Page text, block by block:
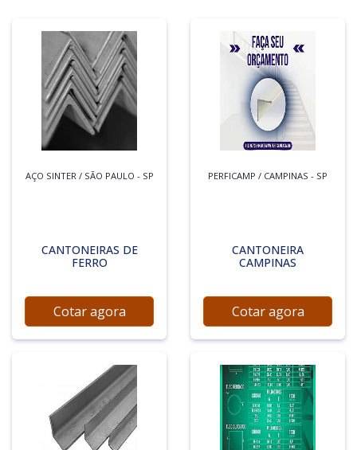
AÇO SINTER / SÃO PAULO - SP
CANTONEIRAS DE
FERRO
Cotar agora
PERFICAMP / CAMPINAS - SP
CANTONEIRA
CAMPINAS
Cotar agora